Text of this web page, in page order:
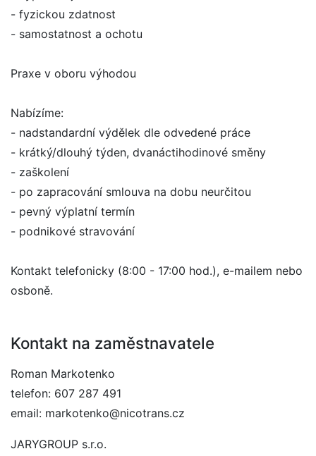
- fyzickou zdatnost
- samostatnost a ochotu
Praxe v oboru výhodou
Nabízíme:
- nadstandardní výdělek dle odvedené práce
- krátký/dlouhý týden, dvanáctihodinové směny
- zaškolení
- po zapracování smlouva na dobu neurčitou
- pevný výplatní termín
- podnikové stravování
Kontakt telefonicky (8:00 - 17:00 hod.), e-mailem nebo
osboně.
Kontakt na zaměstnavatele
Roman Markotenko
telefon: 607 287 491
email: markotenko@nicotrans.cz
JARYGROUP s.r.o.